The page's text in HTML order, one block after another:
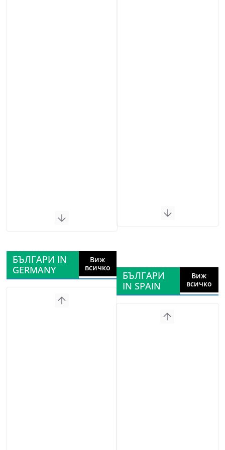
БЪЛГАРИ IN
GERMANY
Виж
всичко
БЪЛГАРИ
IN SPAIN
Виж
всичко